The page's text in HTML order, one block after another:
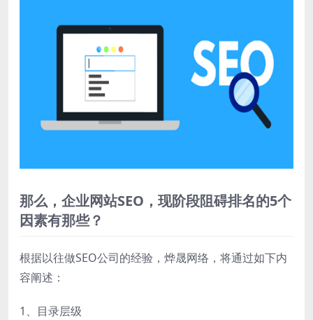
那么，企业网站SEO，现阶段阻碍排名的5个
因素有那些？
根据以往做SEO公司的经验，烨晟网络，将通过如下内
容阐述：
1、目录层级